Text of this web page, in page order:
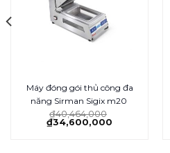
Máy đóng gói thủ công đa
năng Sirman Sigix m20
₫40,464,000
₫34,600,000